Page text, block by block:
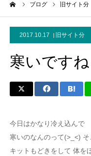
ブログ 旧サイト分
2017.10.17 旧サイト分
寒いです
今日はかなり冷え込んで
寒いのなんのって(>_<)
キットもどきをして 体を